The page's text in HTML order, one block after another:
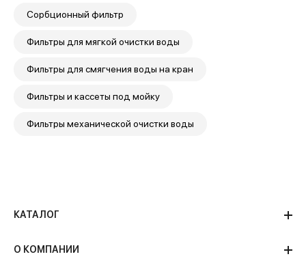
Сорбционный фильтр
Фильтры для мягкой очистки воды
Фильтры для смягчения воды на кран
Фильтры и кассеты под мойку
Фильтры механической очистки воды
КАТАЛОГ
О КОМПАНИИ